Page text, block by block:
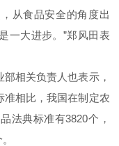
从食品安全的角度出
一大进步。”郑风田表
相关负责人也表示，
准相比，我国在制定农
法典标准有3820个，
多个。